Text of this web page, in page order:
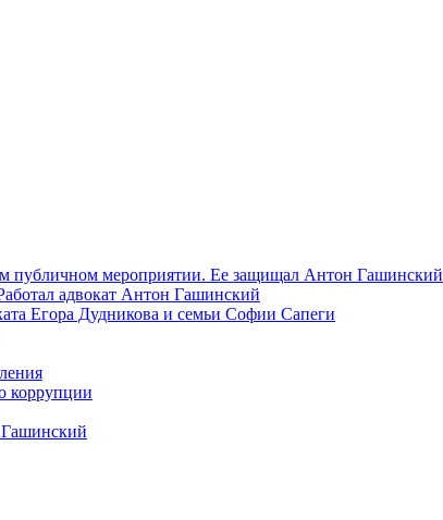
публичном мероприятии. Ее защищал Антон Гашинский
адвокат Антон Гашинский
Егора Дудникова и семьи Софии Сапеги
коррупции